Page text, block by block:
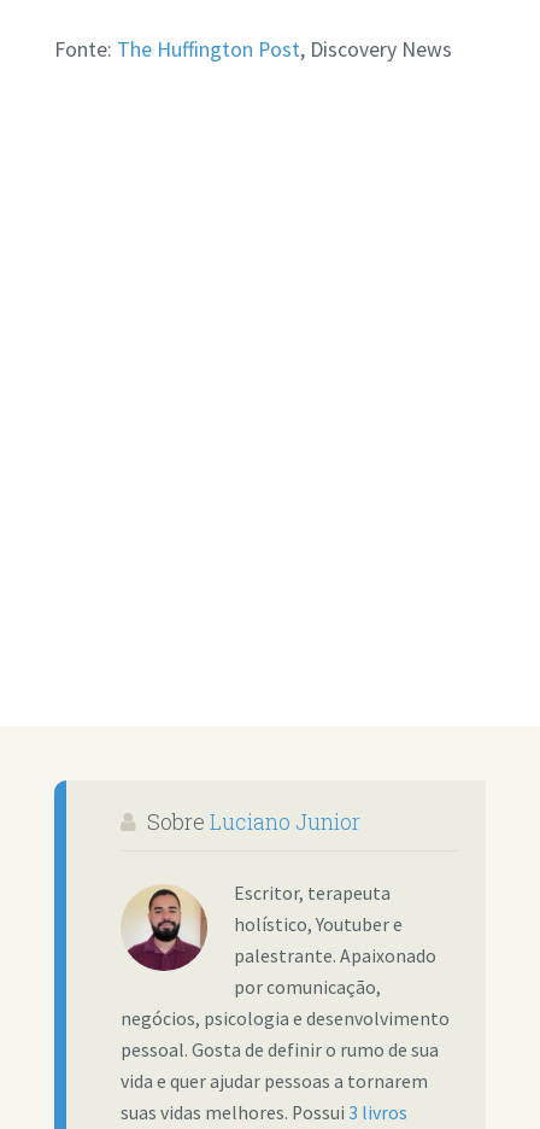
Fonte: The Huffington Post, Discovery News
Sobre Luciano Junior
Escritor, terapeuta
holístico, Youtuber e
palestrante. Apaixonado
por comunicação,
negócios, psicologia e desenvolvimento
pessoal. Gosta de definir o rumo de sua
vida e quer ajudar pessoas a tornarem
suas vidas melhores. Possui 3 livros